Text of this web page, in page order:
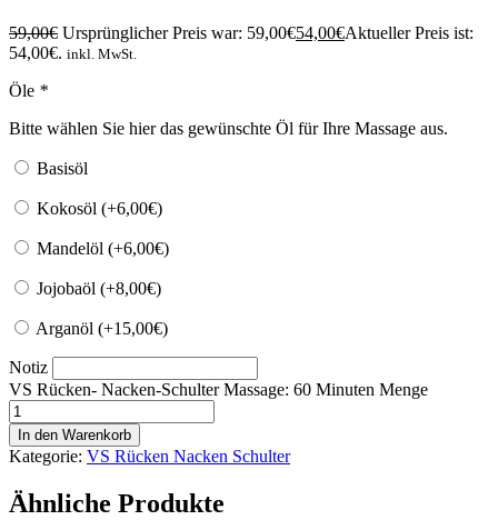
59,00€ Ursprünglicher Preis war: 59,00€54,00€Aktueller Preis ist:
54,00€. inkl. MwSt.
Öle *
Bitte wählen Sie hier das gewünschte Öl für Ihre Massage aus.
Basisöl
Kokosöl (+6,00€)
Mandelöl (+6,00€)
Jojobaöl (+8,00€)
Arganöl (+15,00€)
Notiz
VS Rücken- Nacken-Schulter Massage: 60 Minuten Menge
In den Warenkorb
Kategorie: VS Rücken Nacken Schulter
Ähnliche Produkte